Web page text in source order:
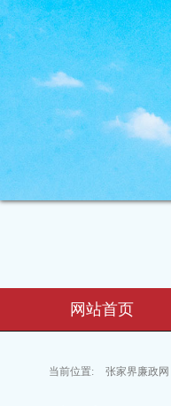
网站首页
当前位置: 张家界廉政网